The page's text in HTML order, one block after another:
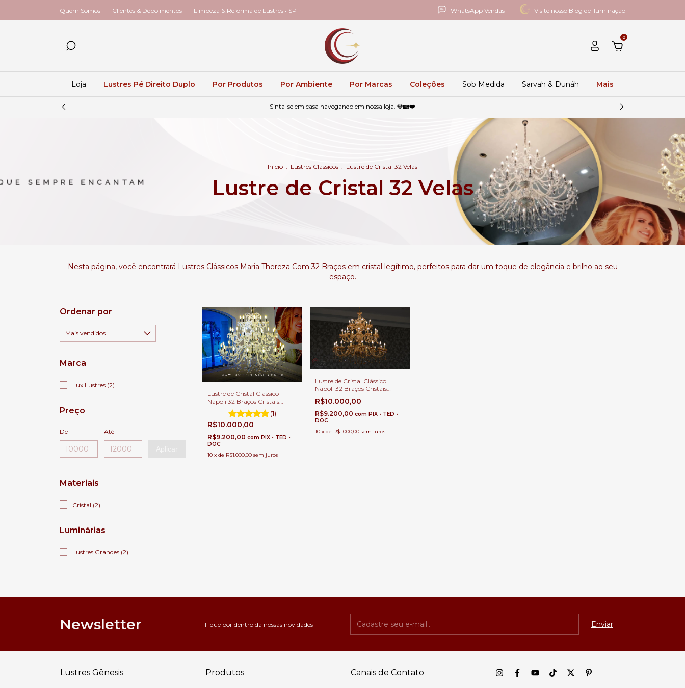
Quem Somos Clientes & Depoimentos Limpeza & Reforma de Lustres • SP WhatsApp Vendas Visite nosso Blog de Iluminação
0
Loja Lustres Pé Direito Duplo Por Produtos Por Ambiente Por Marcas Coleções Sob Medida Sarvah & Dunáh Mais
Sinta-se em casa navegando em nossa loja. 💎🏡❤️
Início . Lustres Clássicos . Lustre de Cristal 32 Velas
Lustre de Cristal 32 Velas
Nesta página, você encontrará Lustres Clássicos Maria Thereza Com 32 Braços em cristal legítimo, perfeitos para dar um toque de elegância e brilho ao seu
espaço.
Ordenar por
Marca
Lux Lustres (2)
Preço
De Até
Materiais
Cristal (2)
Luminárias
Lustres Grandes (2)
Lustre de Cristal Clássico
Napoli 32 Braços Cristais
Transparentes Para Casas
com Pé Direito Duplo e Alto.
(1)
R$10.000,00
R$9.200,00 com PIX • TED •
DOC
10 x de R$1.000,00 sem juros
Lustre de Cristal Clássico
Napoli 32 Braços Cristais
Champagne Para Casas Com
Pé Direito Duplo e Alto.
R$10.000,00
R$9.200,00com PIX • TED •
DOC
10 xde R$1.000,00 sem juros
Newsletter Fique por dentro da nossas novidades
Lustres Gênesis Produtos Canais de Contato